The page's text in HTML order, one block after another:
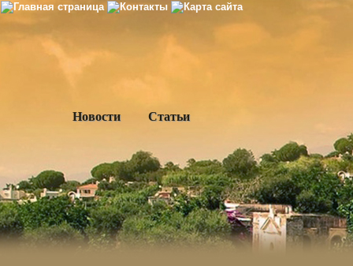
Новости Статьи